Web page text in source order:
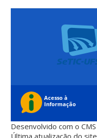
Desenvolvido com o